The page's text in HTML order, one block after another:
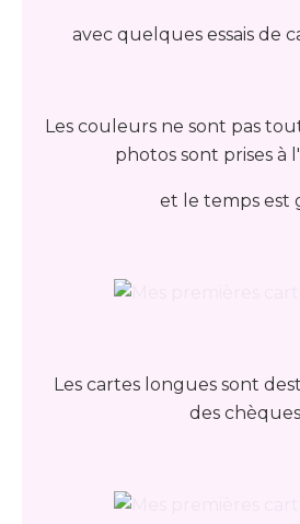
avec quelques essais de
Les couleurs ne sont pas
photos sont prises à
et le temps est
Les cartes longues sont
des chèques